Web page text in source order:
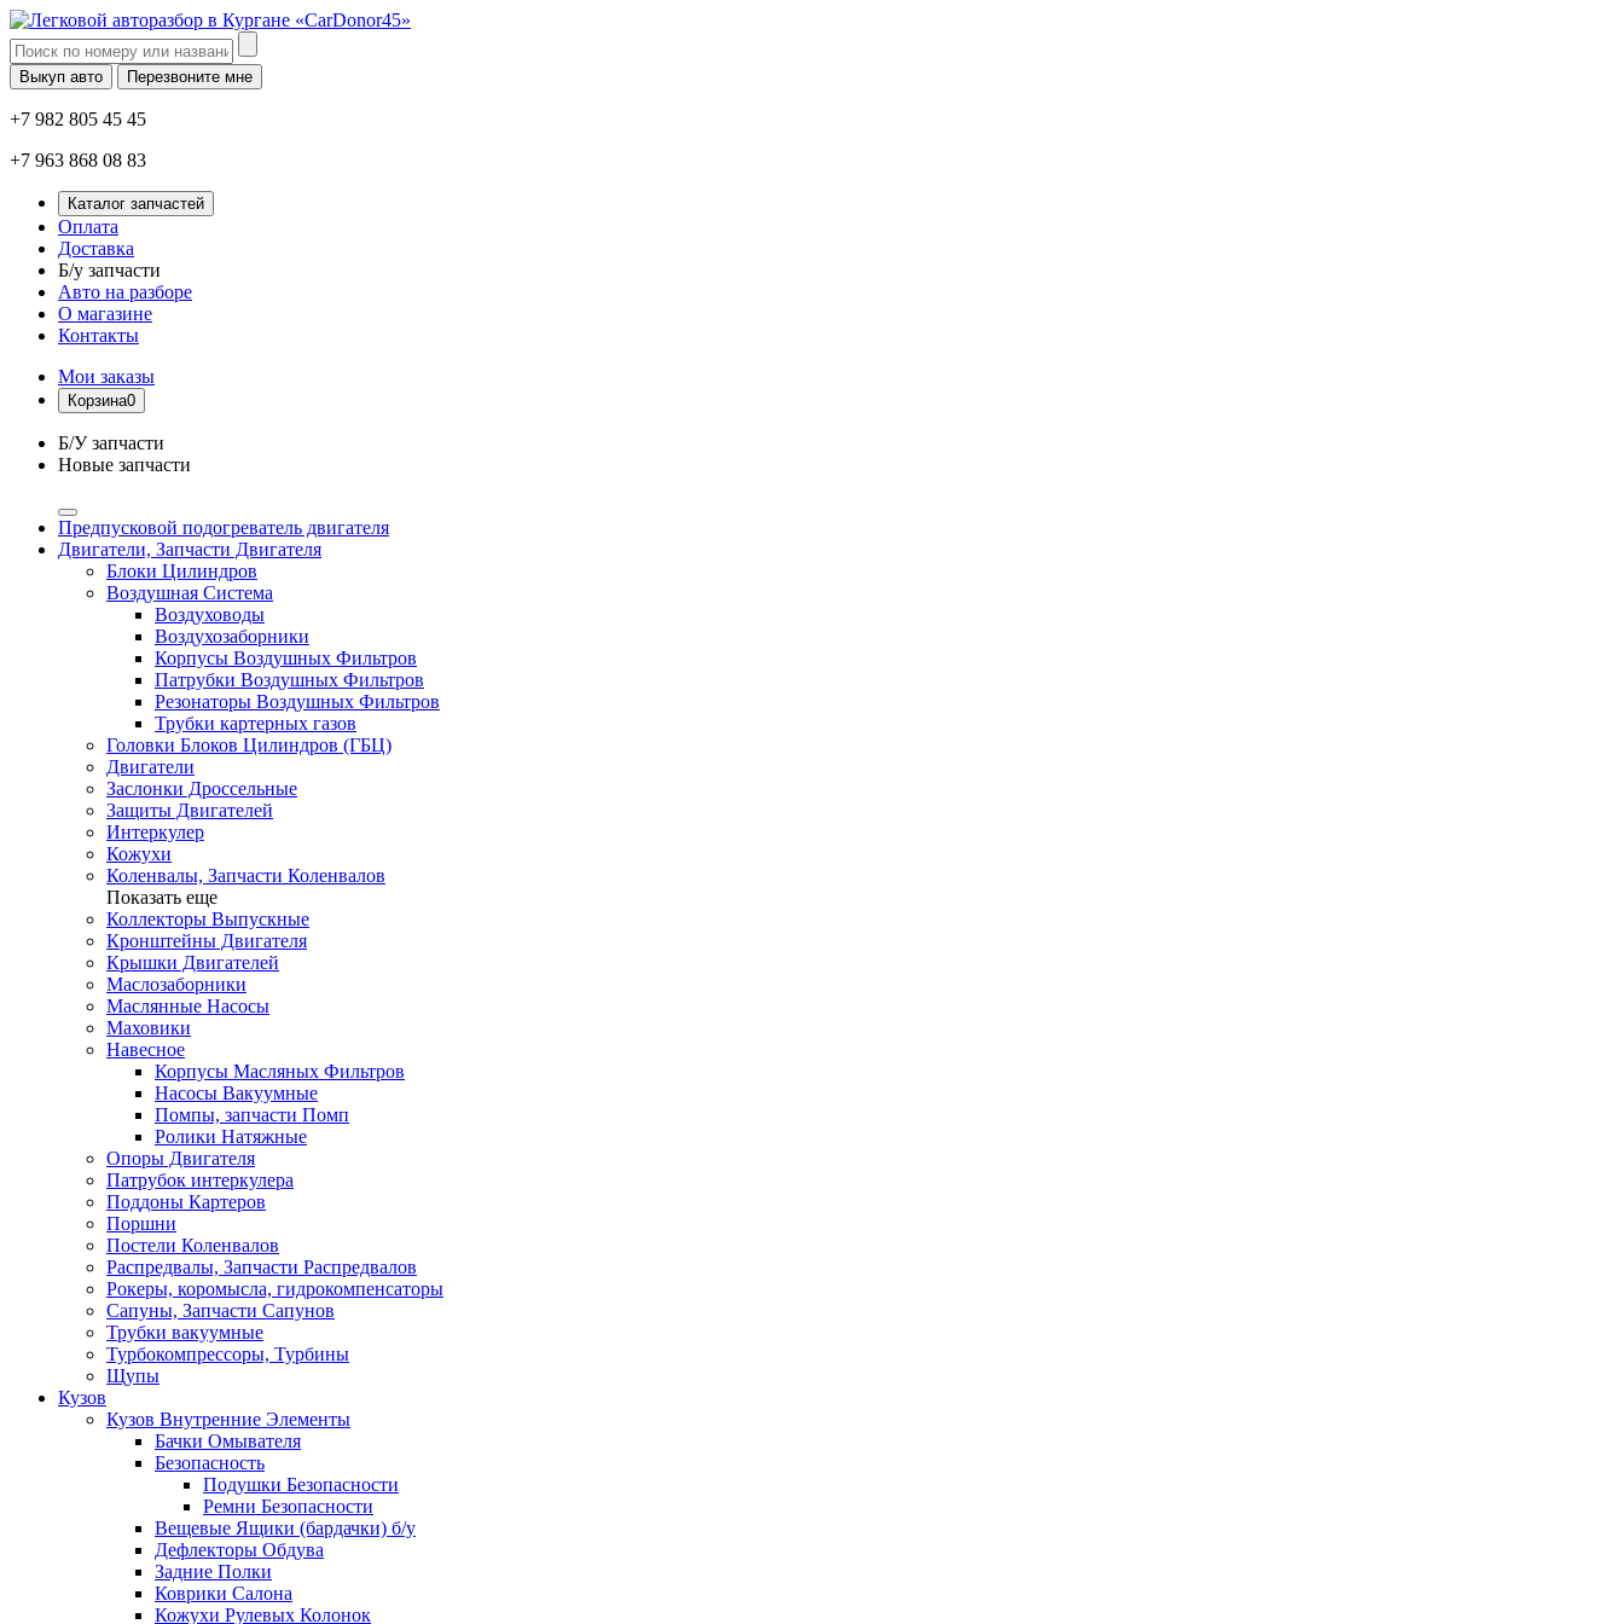
Выкуп авто Перезвоните мне
+7 982 805 45 45
+7 963 868 08 83
Каталог запчастей
Оплата
Доставка
Б/у запчасти
Авто на разборе
О магазине
Контакты
Мои заказы
Корзина0
Б/У запчасти
Новые запчасти
Предпусковой подогреватель двигателя
Двигатели, Запчасти Двигателя
Блоки Цилиндров
Воздушная Система
Воздуховоды
Воздухозаборники
Корпусы Воздушных Фильтров
Патрубки Воздушных Фильтров
Резонаторы Воздушных Фильтров
Трубки картерных газов
Головки Блоков Цилиндров (ГБЦ)
Двигатели
Заслонки Дроссельные
Защиты Двигателей
Интеркулер
Кожухи
Коленвалы, Запчасти Коленвалов
Показать еще
Коллекторы Выпускные
Кронштейны Двигателя
Крышки Двигателей
Маслозаборники
Маслянные Насосы
Маховики
Навесное
Корпусы Масляных Фильтров
Насосы Вакуумные
Помпы, запчасти Помп
Ролики Натяжные
Опоры Двигателя
Патрубок интеркулера
Поддоны Картеров
Поршни
Постели Коленвалов
Распредвалы, Запчасти Распредвалов
Рокеры, коромысла, гидрокомпенсаторы
Сапуны, Запчасти Сапунов
Трубки вакуумные
Турбокомпрессоры, Турбины
Щупы
Кузов
Кузов Внутренние Элементы
Бачки Омывателя
Безопасность
Подушки Безопасности
Ремни Безопасности
Вещевые Ящики (бардачки) б/у
Дефлекторы Обдува
Задние Полки
Коврики Салона
Кожухи Рулевых Колонок